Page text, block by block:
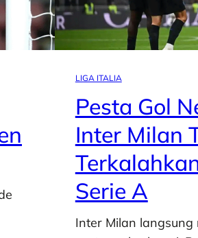
LIGA ITALIA
Pesta Gol
Inter Milan
Serie A
Inter Milan langsung